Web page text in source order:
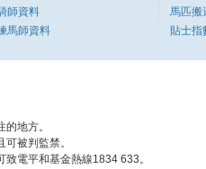
師資料
馬師資料
馬匹搬
貼士指
地方。
被判監禁。
電平和基金熱線1834 633。